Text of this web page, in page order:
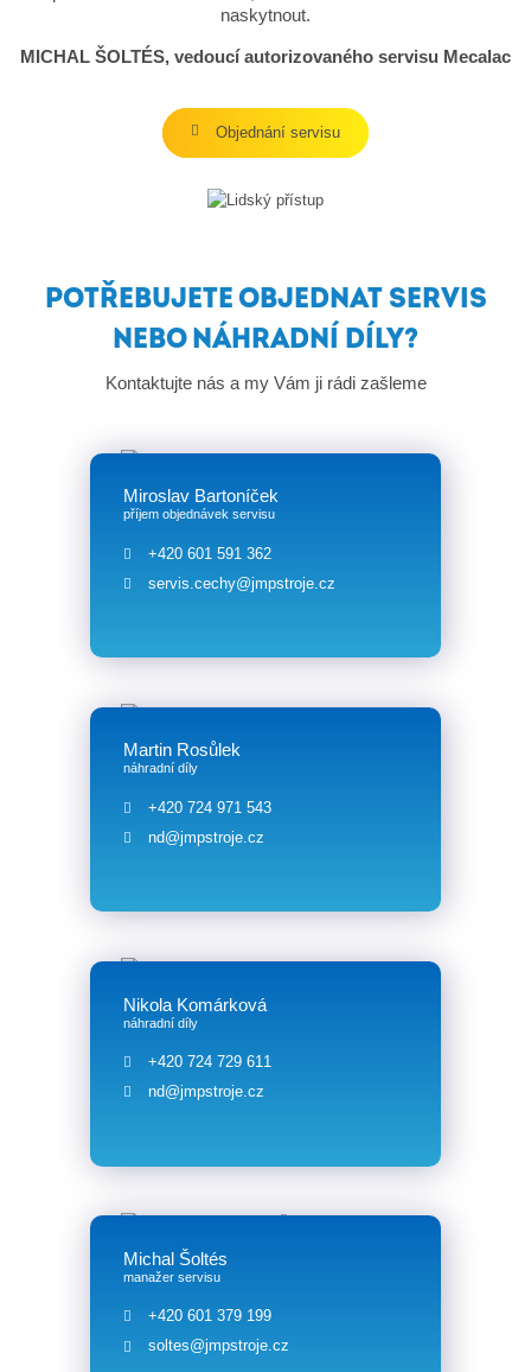
naskytnout.
MICHAL ŠOLTÉS, vedoucí autorizovaného servisu Mecalac
Objednání servisu
POTŘEBUJETE OBJEDNAT SERVIS
NEBO NÁHRADNÍ DÍLY?
Kontaktujte nás a my Vám ji rádi zašleme
Miroslav Bartoníček
příjem objednávek servisu
+420 601 591 362
servis.cechy@jmpstroje.cz
Martin Rosůlek
náhradní díly
+420 724 971 543
nd@jmpstroje.cz
Nikola Komárková
náhradní díly
+420 724 729 611‬
nd@jmpstroje.cz
Michal Šoltés
manažer servisu
+420 601 379 199
soltes@jmpstroje.cz